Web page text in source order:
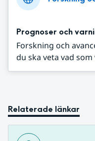
Prognoser och
Forskning och
du ska veta vad som
Relaterade länkar